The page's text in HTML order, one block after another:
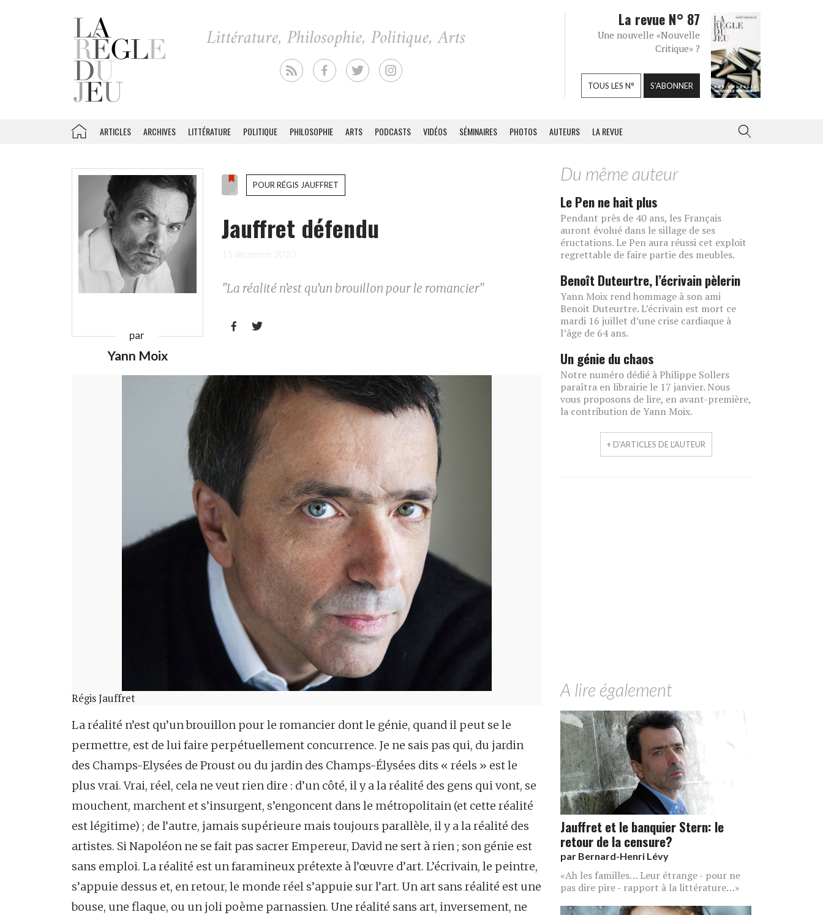
La revue N° 87
Une nouvelle «Nouvelle
Critique» ?
TOUS LES N° S'ABONNER
ARTICLES ARCHIVES LITTÉRATURE POLITIQUE PHILOSOPHIE ARTS PODCASTS VIDÉOS SÉMINAIRES PHOTOS AUTEURS LA REVUE
par
Yann Moix
POUR RÉGIS JAUFFRET
Jauffret défendu
15 décembre 2010
"La réalité n’est qu’un brouillon pour le romancier"
 
Régis Jauffret
La réalité n’est qu’un brouillon pour le romancier dont le génie, quand il peut se le
permettre, est de lui faire perpétuellement concurrence. Je ne sais pas qui, du jardin
des Champs-Elysées de Proust ou du jardin des Champs-Élysées dits « réels » est le
plus vrai. Vrai, réel, cela ne veut rien dire : d’un côté, il y a la réalité des gens qui vont, se
mouchent, marchent et s’insurgent, s’engoncent dans le métropolitain (et cette réalité
est légitime) ; de l’autre, jamais supérieure mais toujours parallèle, il y a la réalité des
artistes. Si Napoléon ne se fait pas sacrer Empereur, David ne sert à rien ; son génie est
sans emploi. La réalité est un faramineux prétexte à l’œuvre d’art. L’écrivain, le peintre,
s’appuie dessus et, en retour, le monde réel s’appuie sur l’art. Un art sans réalité est une
bouse, une flaque, ou un joli poème parnassien. Une réalité sans art, inversement, ne
Du même auteur
Le Pen ne hait plus
Pendant près de 40 ans, les Français
auront évolué dans le sillage de ses
éructations. Le Pen aura réussi cet exploit
regrettable de faire partie des meubles.
Benoît Duteurtre, l’écrivain pèlerin
Yann Moix rend hommage à son ami
Benoit Duteurtre. L’écrivain est mort ce
mardi 16 juillet d’une crise cardiaque à
l’âge de 64 ans.
Un génie du chaos
Notre numéro dédié à Philippe Sollers
paraîtra en librairie le 17 janvier. Nous
vous proposons de lire, en avant-première,
la contribution de Yann Moix.
+ D'ARTICLES DE L'AUTEUR
A lire également
Jauffret et le banquier Stern: le
retour de la censure?
par Bernard-Henri Lévy
«Ah les familles… Leur étrange - pour ne
pas dire pire - rapport à la littérature…»